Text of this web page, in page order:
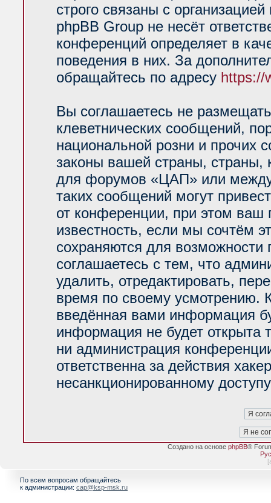
строго связаны с
phpBB Group не несёт
конференций определяет в
поведения в них. За
обращайтесь по адресу https://
Вы соглашаетесь не
клеветнических сообщений,
национальной розни и прочих
законы вашей страны, страны,
для форумов «ЦАП» или
таких сообщений могут
от конференции, при этом ваш
известность, если мы сочтём
сохраняются для возможности
соглашаетесь с тем, что
удалить, отредактировать,
время по своему усмотрению.
введённая вами информация
информация не будет открыта
ни администрация
ответственна за действия
несанкционированному
Создано на основе phpBB®
[
По всем вопросам обращайтесь
к администрации: cap@ksp-msk.ru